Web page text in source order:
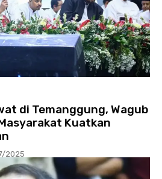
di Temanggung, Wagub
Kuatkan
2025